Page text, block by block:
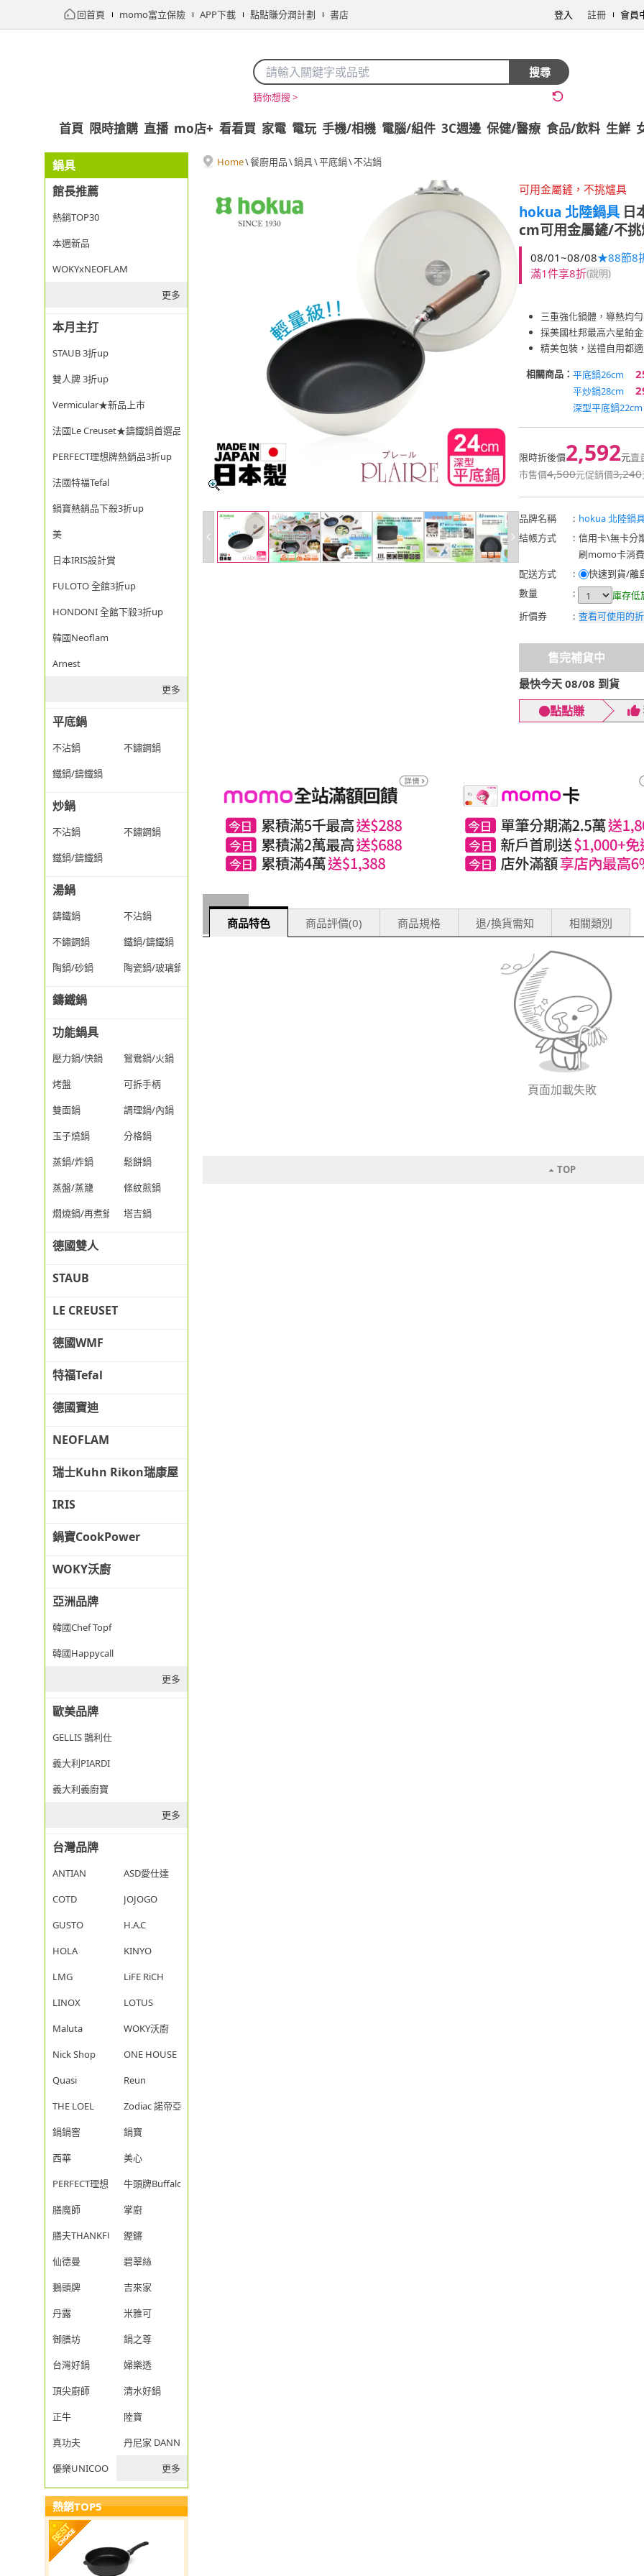
回首頁 momo富立保險 APP下載 點點賺分潤計劃 書店 登入 註冊 會員
搜尋
猜你想搜 >
首頁 限時搶購 直播 mo店+ 看看買 家電 電玩 手機/相機 電腦/組件 3C週邊 保健/醫療 食品/飲料 生鮮
鍋具
館長推薦
熱銷TOP30
本週新品
WOKYxNEOFLAM
更多
本月主打
STAUB 3折up
雙人牌 3折up
Vermicular★新品上市
法國Le Creuset★鑄鐵鍋首選品牌
PERFECT理想牌熱銷品3折up
法國特福Tefal
鍋寶熱銷品下殺3折up
美
日本IRIS設計賞
FULOTO 全館3折up
HONDONI 全館下殺3折up
韓國Neoflam
Arnest
更多
平底鍋
不沾鍋
不鏽鋼鍋
鐵鍋/鑄鐵鍋
炒鍋
不沾鍋
不鏽鋼鍋
鐵鍋/鑄鐵鍋
湯鍋
鑄鐵鍋
不沾鍋
不鏽鋼鍋
鐵鍋/鑄鐵鍋
陶鍋/砂鍋
陶瓷鍋/玻璃鍋/透明鍋
鑄鐵鍋
功能鍋具
壓力鍋/快鍋
鴛鴦鍋/火鍋
烤盤
可拆手柄
雙面鍋
調理鍋/內鍋
玉子燒鍋
分格鍋
蒸鍋/炸鍋
鬆餅鍋
蒸盤/蒸籠
條紋煎鍋
燜燒鍋/再煮鍋
塔吉鍋
德國雙人
STAUB
LE CREUSET
德國WMF
特福Tefal
德國寶迪
NEOFLAM
瑞士Kuhn Rikon瑞康屋
IRIS
鍋寶CookPower
WOKY沃廚
亞洲品牌
韓國Chef Topf
韓國Happycall
更多
歐美品牌
GELLIS 鵲利仕
義大利PIARDI
義大利義廚寶
更多
台灣品牌
ANTIAN
ASD愛仕達
COTD
JOJOGO
GUSTO
H.A.C
HOLA
KINYO
LMG
LiFE RiCH
LINOX
LOTUS
Maluta
WOKY沃廚
Nick Shop
ONE HOUSE
Quasi
Reun
THE LOEL
Zodiac 諾帝亞
鍋鍋窖
鍋寶
西華
美心
PERFECT理想
牛頭牌Buffalo
膳魔師
掌廚
膳夫THANKFUL
鏗鏘
仙德曼
碧翠絲
鵝頭牌
吉來家
丹露
米雅可
御膳坊
鍋之尊
台灣好鍋
婦樂透
頂尖廚師
清水好鍋
正牛
陸寶
真功夫
丹尼家 DANNY JIA
優樂UNICOOK
更多
熱銷TOP5
Home\餐廚用品\鍋具\平底鍋\不沾鍋
可用金屬鏟，不挑爐具
hokua 北陸鍋具 日
cm可用金屬鏟/不
08/01~08/08★88節8
滿1件享8折(說明)
三重強化鍋體，導熱均
採美國杜邦最高六星鉑
精美包裝，送禮自用都
相關商品： 平底鍋26cm
平炒鍋28cm
深型平底鍋22cm
限時折後價2,592元賣
市售價4,500元促銷價3,240
品牌名稱 : hokua 北陸鍋
結帳方式
: 信用卡\無卡分
刷momo卡消
配送方式
: 快速到貨/離
數量
: 庫存低
折價券
: 查看可使用的
售完補貨中
最快今天 08/08 到貨
點點賺
商品特色 商品評價(0) 商品規格 退/換貨需知 相關類別
頁面加載失敗
TOP